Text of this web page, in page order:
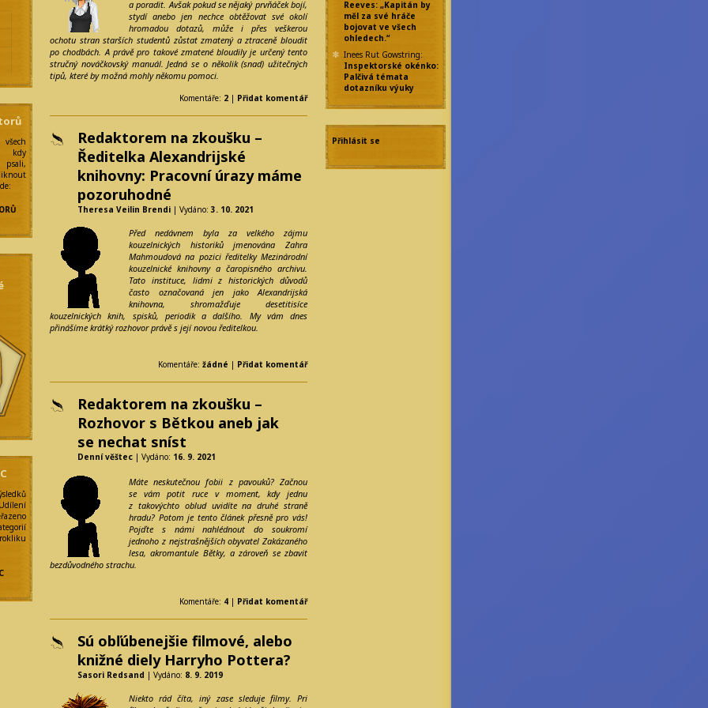
kdy
a poradit. Avšak pokud se nějaký prvňáček bojí,
stydí anebo jen nechce obtěžovat své okolí
hromadou dotazů, může i přes veškerou
ochotu stran starších studentů zůstat zmatený a ztraceně bloudit
po chodbách. A právě pro takové zmatené bloudily je určený tento
stručný nováčkovský manuál. Jedná se o několik (snad) užitečných
tipů, které by možná mohly někomu pomoci.
Komentáře: 2 | Přidat komentář
Redaktorem na zkoušku –
Ředitelka Alexandrijské
knihovny: Pracovní úrazy máme
pozoruhodné
Theresa Veilin Brendi | Vydáno: 3. 10. 2021
Před nedávnem byla za velkého zájmu
kouzelnických historiků jmenována Zahra
Mahmoudová na pozici ředitelky Mezinárodní
kouzelnické knihovny a čaropisného archivu.
Tato instituce, lidmi z historických důvodů
často označovaná jen jako Alexandrijská
knihovna, shromažďuje desetitisíce
kouzelnických knih, spisků, periodik a dalšího. My vám dnes
přinášíme krátký rozhovor právě s její novou ředitelkou.
Komentáře: žádné | Přidat komentář
Redaktorem na zkoušku –
Rozhovor s Bětkou aneb jak
se nechat sníst
Denní věštec | Vydáno: 16. 9. 2021
Máte neskutečnou fobii z pavouků? Začnou
se vám potit ruce v moment, kdy jednu
z takovýchto oblud uvidíte na druhé straně
hradu? Potom je tento článek přesně pro vás!
Pojďte s námi nahlédnout do soukromí
jednoho z nejstrašnějších obyvatel Zakázaného
lesa, akromantule Bětky, a zároveň se zbavit
bezdůvodného strachu.
Komentáře: 4 | Přidat komentář
Sú obľúbenejšie filmové, alebo
knižné diely Harryho Pottera?
Sasori Redsand | Vydáno: 8. 9. 2019
Niekto rád číta, iný zase sleduje filmy. Pri
Reeves: „Kapitán by
měl za své hráče
bojovat ve všech
ohledech.“
Inees Rut Gowstring:
Inspektorské okénko:
Palčivá témata
dotazníku výuky
Přihlásit se